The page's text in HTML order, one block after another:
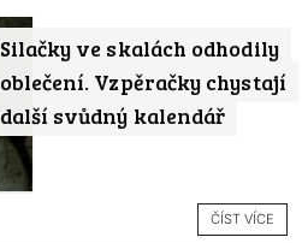
Silačky ve skalách odhodily
oblečení. Vzpěračky chystají
další svůdný kalendář
ČÍST VÍCE